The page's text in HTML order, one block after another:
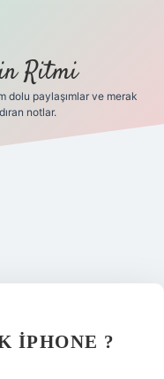
Ritmi
dolu paylaşımlar ve merak
notlar.
IPHONE ?